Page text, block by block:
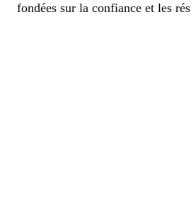
fondées sur la confiance et les